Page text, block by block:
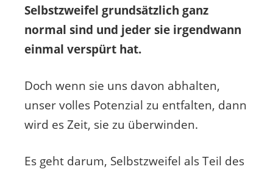
Selbstzweifel grundsätzlich ganz
normal sind und jeder sie irgendwann
einmal verspürt hat.
Doch wenn sie uns davon abhalten,
unser volles Potenzial zu entfalten, dann
wird es Zeit, sie zu überwinden.
Es geht darum, Selbstzweifel als Teil des